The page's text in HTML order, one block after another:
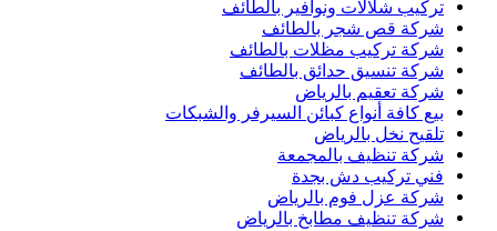
تركيب شلالات ونوافير بالطائف
شركة قص شجر بالطائف
شركة تركيب مظلات بالطائف
شركة تنسيق حدائق بالطائف
شركة تعقيم بالرياض
بيع كافة أنواع كبائن السيرفر والشبكات
تلقيح نخل بالرياض
شركة تنظيف بالمجمعة
فني تركيب دش بجدة
شركة عزل فوم بالرياض
شركة تنظيف مطابخ بالرياض